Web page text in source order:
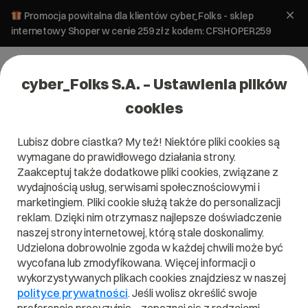
Promocja powitalna dla klientów cyber_Folks - sklep
internetowy Shoper w cenie 259 zł z kodem: CFSHOPER259
Tworzenie stron
cyber_Folks S.A. – Ustawienia plików
cookies
Lubisz dobre ciastka? My też! Niektóre pliki cookies są
wymagane do prawidłowego działania strony.
Zaakceptuj także dodatkowe pliki cookies, związane z
wydajnością usług, serwisami społecznościowymi i
marketingiem. Pliki cookie służą także do personalizacji
reklam. Dzięki nim otrzymasz najlepsze doświadczenie
naszej strony internetowej, którą stale doskonalimy.
Udzielona dobrowolnie zgoda w każdej chwili może być
wycofana lub zmodyfikowana. Więcej informacji o
wykorzystywanych plikach cookies znajdziesz w naszej
polityce prywatności. Jeśli wolisz określić swoje